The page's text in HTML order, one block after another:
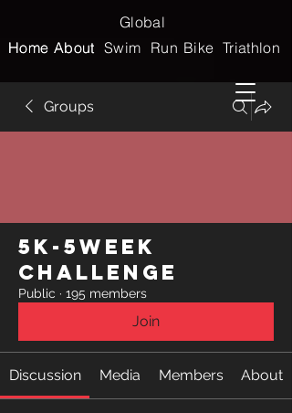
Home
Global
Home
Swim Run Bike Triathlon
About
About
Groups
5k-5week
Challenge
Public · 195 members
Join
Discussion Media Members About